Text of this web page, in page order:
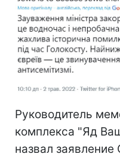
Руководитель
комплекса "Яд
назвал